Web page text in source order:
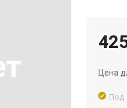
Цена
Под